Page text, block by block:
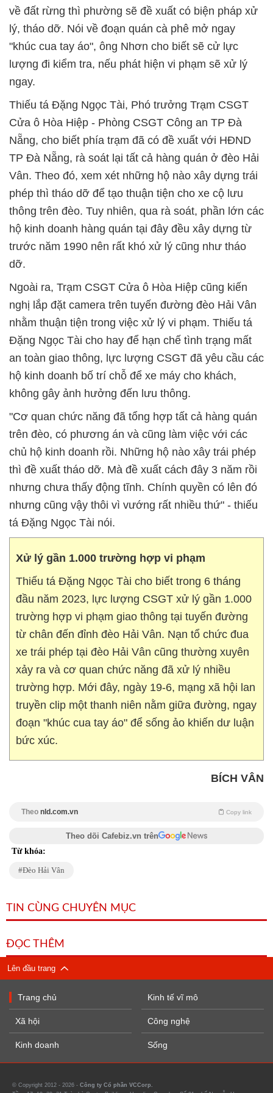
về đất rừng thì phường sẽ đề xuất có biện pháp xử
lý, tháo dỡ. Nói về đoạn quán cà phê mở ngay
"khúc cua tay áo", ông Nhơn cho biết sẽ cử lực
lượng đi kiểm tra, nếu phát hiện vi phạm sẽ xử lý
ngay.
Thiếu tá Đặng Ngọc Tài, Phó trưởng Trạm CSGT
Cửa ô Hòa Hiệp - Phòng CSGT Công an TP Đà
Nẵng, cho biết phía trạm đã có đề xuất với HĐND
TP Đà Nẵng, rà soát lại tất cả hàng quán ở đèo Hải
Vân. Theo đó, xem xét những hộ nào xây dựng trái
phép thì tháo dỡ để tạo thuận tiện cho xe cộ lưu
thông trên đèo. Tuy nhiên, qua rà soát, phần lớn các
hộ kinh doanh hàng quán tại đây đều xây dựng từ
trước năm 1990 nên rất khó xử lý cũng như tháo
dỡ.
Ngoài ra, Trạm CSGT Cửa ô Hòa Hiệp cũng kiến
nghị lắp đặt camera trên tuyến đường đèo Hải Vân
nhằm thuận tiện trong việc xử lý vi phạm. Thiếu tá
Đặng Ngọc Tài cho hay để hạn chế tình trạng mất
an toàn giao thông, lực lượng CSGT đã yêu cầu các
hộ kinh doanh bố trí chỗ để xe máy cho khách,
không gây ảnh hưởng đến lưu thông.
"Cơ quan chức năng đã tổng hợp tất cả hàng quán
trên đèo, có phương án và cũng làm việc với các
chủ hộ kinh doanh rồi. Những hộ nào xây trái phép
thì đề xuất tháo dỡ. Mà đề xuất cách đây 3 năm rồi
nhưng chưa thấy động tĩnh. Chính quyền có lên đó
nhưng cũng vậy thôi vì vướng rất nhiều thứ" - thiếu
tá Đặng Ngọc Tài nói.
Xử lý gần 1.000 trường hợp vi phạm
Thiếu tá Đặng Ngọc Tài cho biết trong 6 tháng
đầu năm 2023, lực lượng CSGT xử lý gần 1.000
trường hợp vi phạm giao thông tại tuyến đường
từ chân đến đỉnh đèo Hải Vân. Nạn tổ chức đua
xe trái phép tại đèo Hải Vân cũng thường xuyên
xảy ra và cơ quan chức năng đã xử lý nhiều
trường hợp. Mới đây, ngày 19-6, mạng xã hội lan
truyền clip một thanh niên nằm giữa đường, ngay
đoạn "khúc cua tay áo" để sống ảo khiến dư luận
bức xúc.
BÍCH VÂN
Theo nld.com.vn Copy link
Theo dõi Cafebiz.vn trên
Từ khóa:
Đèo Hải Vân
TIN CÙNG CHUYÊN MỤC
ĐỌC THÊM
Lên đầu trang
Trang chủ
Xã hội
Kinh doanh
Kinh tế vĩ mô
Công nghệ
Sống
© Copyright 2012 - 2026 - Công ty Cổ phần VCCorp.